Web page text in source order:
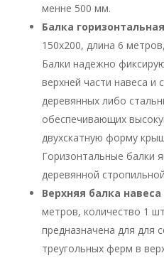
менне 500 мм.
Балка горизонтальная
150х200, длина 6
Балки надежно
верхней части навеса и
деревянных либо
обеспечивающих
двухскатную форму
Горизонтальные балки
деревянной
Верхняя балка навеса
метров, количество 1
предназначена для для
треугольных ферм в